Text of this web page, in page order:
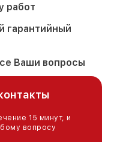
работ
гарантийный
Ваши вопросы
15 минут, и
вопросу